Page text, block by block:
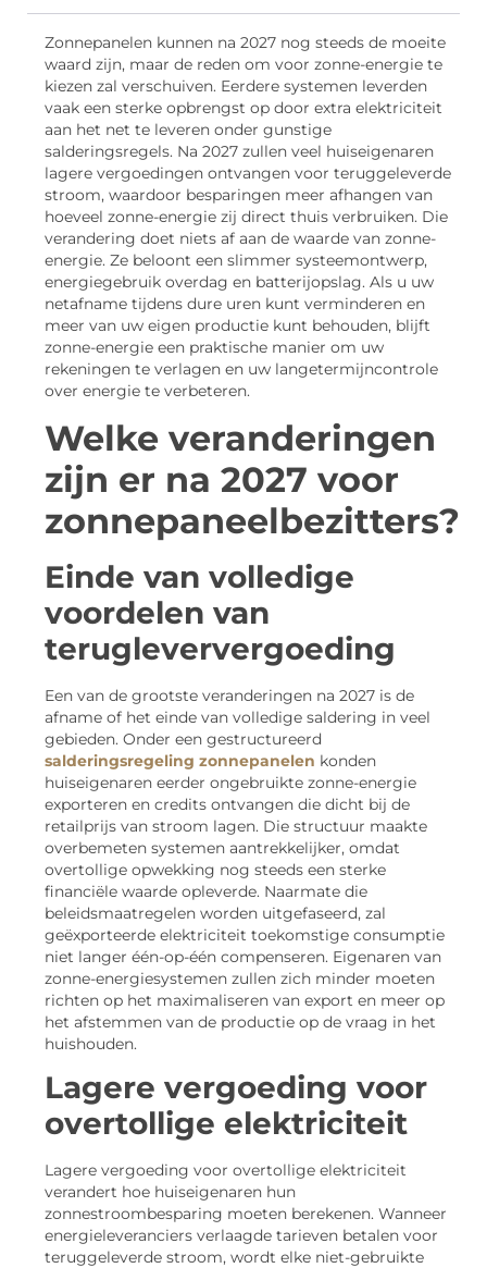
Zonnepanelen kunnen na 2027 nog steeds de moeite
waard zijn, maar de reden om voor zonne-energie te
kiezen zal verschuiven. Eerdere systemen leverden
vaak een sterke opbrengst op door extra elektriciteit
aan het net te leveren onder gunstige
salderingsregels. Na 2027 zullen veel huiseigenaren
lagere vergoedingen ontvangen voor teruggeleverde
stroom, waardoor besparingen meer afhangen van
hoeveel zonne-energie zij direct thuis verbruiken. Die
verandering doet niets af aan de waarde van zonne-
energie. Ze beloont een slimmer systeemontwerp,
energiegebruik overdag en batterijopslag. Als u uw
netafname tijdens dure uren kunt verminderen en
meer van uw eigen productie kunt behouden, blijft
zonne-energie een praktische manier om uw
rekeningen te verlagen en uw langetermijncontrole
over energie te verbeteren.
Welke veranderingen
zijn er na 2027 voor
zonnepaneelbezitters?
Einde van volledige
voordelen van
terugleververgoeding
Een van de grootste veranderingen na 2027 is de
afname of het einde van volledige saldering in veel
gebieden. Onder een gestructureerd
salderingsregeling zonnepanelen konden
huiseigenaren eerder ongebruikte zonne-energie
exporteren en credits ontvangen die dicht bij de
retailprijs van stroom lagen. Die structuur maakte
overbemeten systemen aantrekkelijker, omdat
overtollige opwekking nog steeds een sterke
financiële waarde opleverde. Naarmate die
beleidsmaatregelen worden uitgefaseerd, zal
geëxporteerde elektriciteit toekomstige consumptie
niet langer één-op-één compenseren. Eigenaren van
zonne-energiesystemen zullen zich minder moeten
richten op het maximaliseren van export en meer op
het afstemmen van de productie op de vraag in het
huishouden.
Lagere vergoeding voor
overtollige elektriciteit
Lagere vergoeding voor overtollige elektriciteit
verandert hoe huiseigenaren hun
zonnestroombesparing moeten berekenen. Wanneer
energieleveranciers verlaagde tarieven betalen voor
teruggeleverde stroom, wordt elke niet-gebruikte